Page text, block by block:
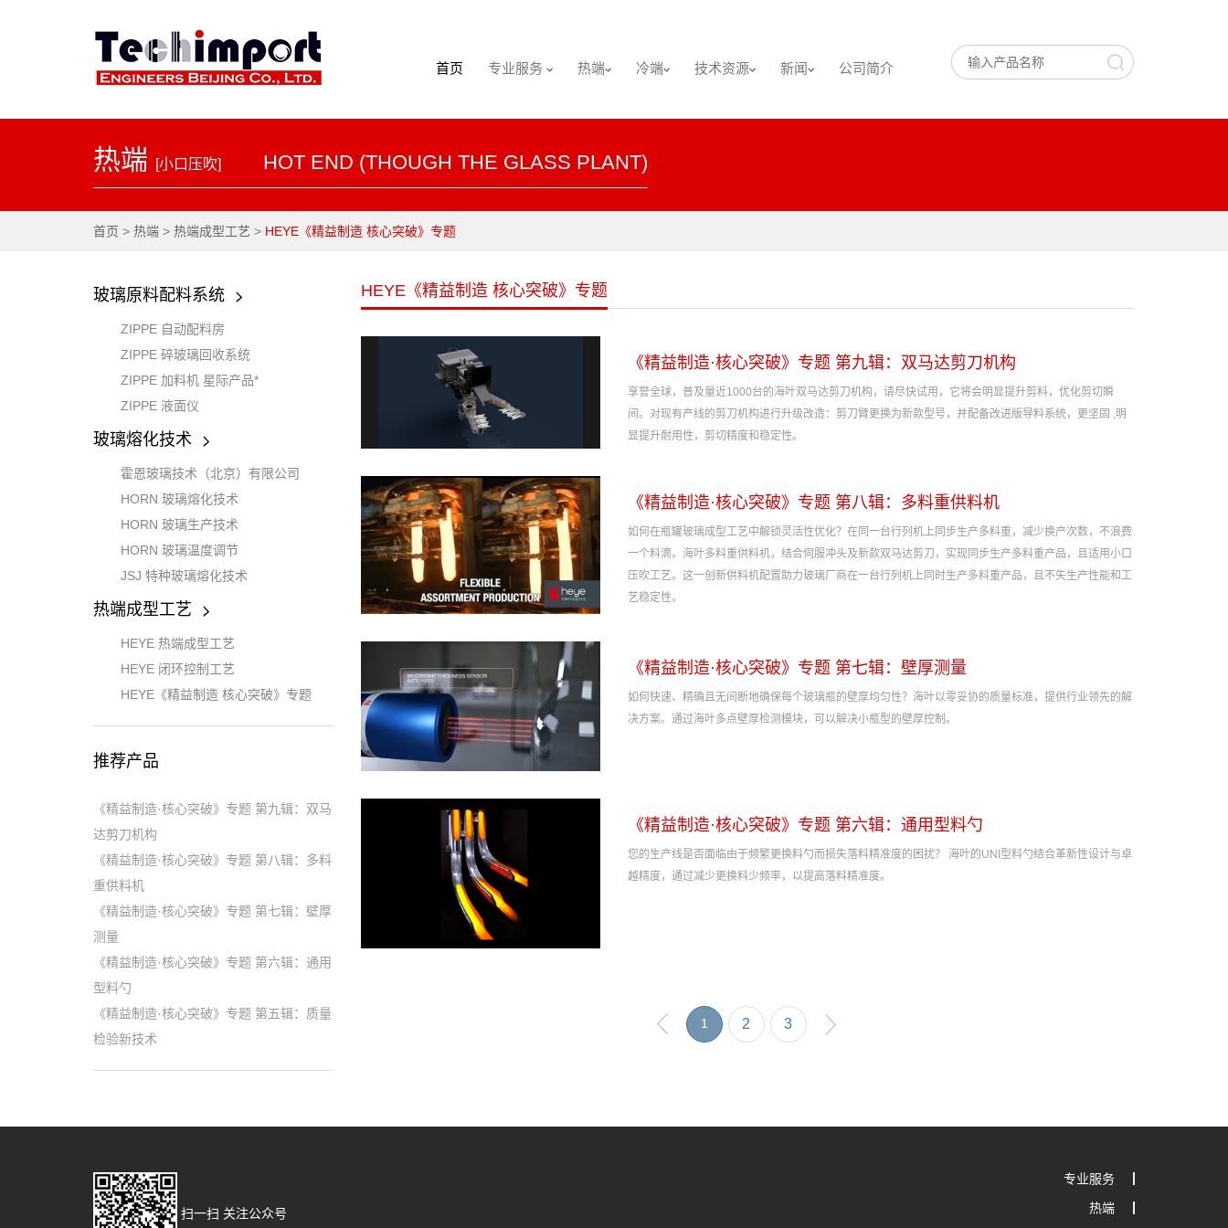
首页 专业服务 热端 冷端 技术资源 新闻 公司简介
热端 [小口压吹] HOT END (THOUGH THE GLASS PLANT)
首页 > 热端 > 热端成型工艺 > HEYE《精益制造 核心突破》专题
HEYE《精益制造 核心突破》专题
《精益制造·核心突破》专题 第九辑：双马达剪刀机构
享誉全球，普及量近1000台的海叶双马达剪刀机构，请尽快试用，它将会明显提升剪料，优化剪切瞬
间。对现有产线的剪刀机构进行升级改造：剪刀臂更换为新款型号，并配备改进版导料系统，更坚固 ,明
显提升耐用性，剪切精度和稳定性。
《精益制造·核心突破》专题 第八辑：多料重供料机
如何在瓶罐玻璃成型工艺中解锁灵活性优化？在同一台行列机上同步生产多料重，减少换产次数，不浪费
一个料滴。海叶多料重供料机，结合伺服冲头及新款双马达剪刀，实现同步生产多料重产品，且适用小口
压吹工艺。这一创新供料机配置助力玻璃厂商在一台行列机上同时生产多料重产品，且不失生产性能和工
艺稳定性。
《精益制造·核心突破》专题 第七辑：壁厚测量
如何快速、精确且无间断地确保每个玻璃瓶的壁厚均匀性？海叶以零妥协的质量标准，提供行业领先的解
决方案。通过海叶多点壁厚检测模块，可以解决小瓶型的壁厚控制。
《精益制造·核心突破》专题 第六辑：通用型料勺
您的生产线是否面临由于频繁更换料勺而损失落料精准度的困扰？ 海叶的UNI型料勺结合革新性设计与卓
越精度，通过减少更换料少频率，以提高落料精准度。
1 2 3
玻璃原料配料系统
ZIPPE 自动配料房
ZIPPE 碎玻璃回收系统
ZIPPE 加料机 星际产品*
ZIPPE 液面仪
玻璃熔化技术
霍恩玻璃技术（北京）有限公司
HORN 玻璃熔化技术
HORN 玻璃生产技术
HORN 玻璃温度调节
JSJ 特种玻璃熔化技术
热端成型工艺
HEYE 热端成型工艺
HEYE 闭环控制工艺
HEYE《精益制造 核心突破》专题
推荐产品
《精益制造·核心突破》专题 第九辑：双马
达剪刀机构
《精益制造·核心突破》专题 第八辑：多料
重供料机
《精益制造·核心突破》专题 第七辑：壁厚
测量
《精益制造·核心突破》专题 第六辑：通用
型料勺
《精益制造·核心突破》专题 第五辑：质量
检验新技术
扫一扫 关注公众号
专业服务
热端